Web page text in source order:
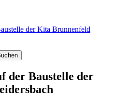
der Kita Brunnenfeld
der Baustelle der